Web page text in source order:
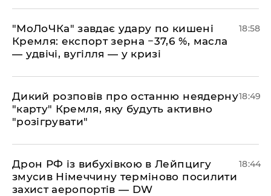
​"МоЛоЧКа" завдає удару по кишені
Кремля: експорт зерна −37,6 %, масла
— удвічі, вугілля — у кризі
18:58
​Дикий розповів про останню неядерну
"карту" Кремля, яку будуть активно
"розігрувати"
18:49
​Дрон РФ із вибухівкою в Лейпцигу
змусив Німеччину терміново посилити
захист аеропортів — DW
18:44